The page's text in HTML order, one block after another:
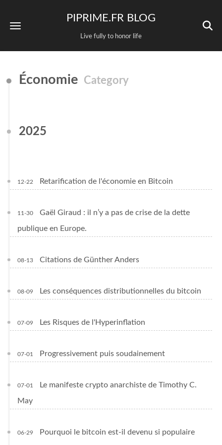
PIPRIME.FR BLOG
Live fully to honor life
Économie Category
2025
12-22 Retarification de l'économie en Bitcoin
11-30
Gaël Giraud : il n’y a pas de crise de la dette
publique en Europe.
08-13 Citations de Günther Anders
08-09 Les conséquences distributionnelles du bitcoin
07-09 Les Risques de l'Hyperinflation
07-01 Progressivement puis soudainement
07-01
Le manifeste crypto anarchiste de Timothy C.
May
06-29
Pourquoi le bitcoin est-il devenu si populaire